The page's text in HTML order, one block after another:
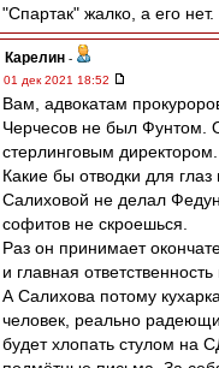
"Спартак" жалко, а его нет.
Карелин -
01 дек 2021 18:52
Вам, адвокатам
Черчесов не был Фунтом.
стерлинговым директором.
Какие бы отводки для глаз
Салиховой не делал
софитов не скроешься.
Раз он принимает
и главная ответственность
А Салихова потому
человек, реально
будет хлопать стулом на